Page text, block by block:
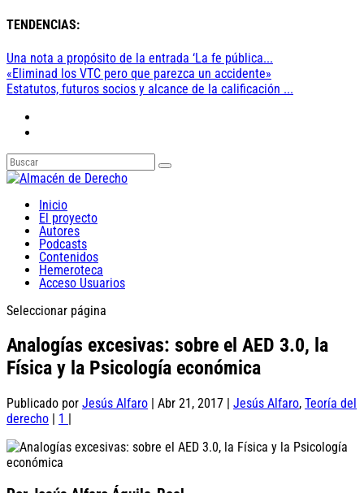
TENDENCIAS:
Una nota a propósito de la entrada ‘La fe pública...
«Eliminad los VTC pero que parezca un accidente»
Estatutos, futuros socios y alcance de la calificación ...
Inicio
El proyecto
Autores
Podcasts
Contenidos
Hemeroteca
Acceso Usuarios
Seleccionar página
Analogías excesivas: sobre el AED 3.0, la
Física y la Psicología económica
Publicado por Jesús Alfaro Abr 21, 2017 Jesús Alfaro, Teoría del
derecho
1